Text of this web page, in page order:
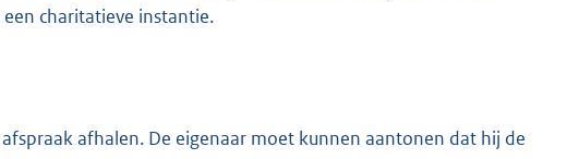
charitatieve instantie.
afhalen. De eigenaar moet kunnen aantonen dat hij de